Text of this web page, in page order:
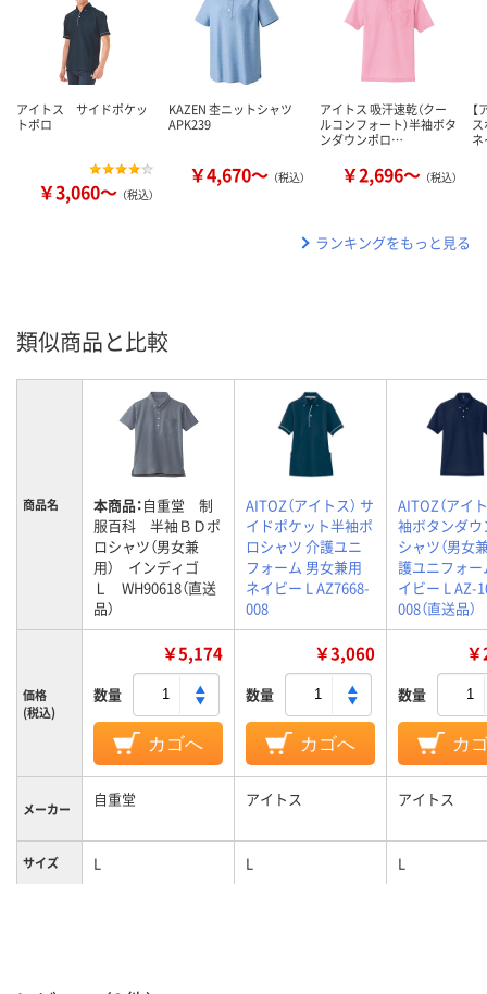
アイトス サイドポケッ
トポロ
￥3,060～ （税込）
KAZEN 杢ニットシャツ
APK239
￥4,670～ （税込）
アイトス 吸汗速乾（クー
ルコンフォート）半袖ボタ
ンダウンポロ…
￥2,696～ （税込）
ランキングをもっと見る
類似商品と比較
商品名 本商品：自重堂 制
服百科 半袖ＢＤポ
ロシャツ（男女兼
用） インディゴ
Ｌ WH90618（直送
品）
AITOZ（アイトス） サ
イドポケット半袖ポ
ロシャツ 介護ユニ
フォーム 男女兼用
ネイビー L AZ7668-
008
AITOZ（アイ
袖ボタンダウ
シャツ（男女
護ユニフォー
イビー L AZ-
008（直送品）
価格
(税込)
￥5,174
数量
カゴへ
￥3,060
数量
カゴへ
数量
カ
メーカー 自重堂 アイトス アイトス
サイズ L L L